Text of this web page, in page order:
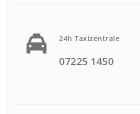
24h Taxizentrale
07225 1450